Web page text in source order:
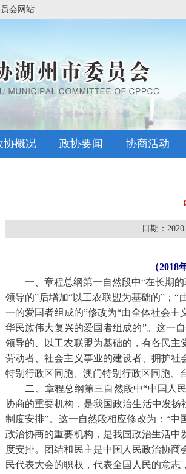
会网站
协概况 政协要闻 协商活动
日期：
（
一、章程总纲第一自然段中“在长期的
领导的”后增加“以工农联盟为基础的”；
一的爱国者组成的”修改为“由全体社会
华民族伟大复兴的爱国者组成的”。这一
领导的、以工农联盟为基础的，有各民
劳动者、社会主义事业的建设者、拥护
特别行政区同胞、澳门特别行政区同胞、
二、章程总纲第三自然段中“中国人民
协商的重要机构，是我国政治生活中发
制度安排”。这一自然段相应修改为：“
政治协商的重要机构，是我国政治生活
度安排。团结和民主是中国人民政治协
民代表大会的职权，代表全国人民的意